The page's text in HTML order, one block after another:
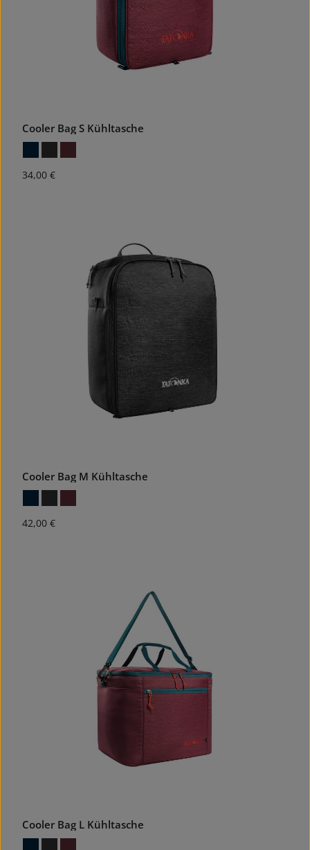
Cooler Bag S Kühltasche
Regulärer Preis:
34,00 €
Cooler Bag M Kühltasche
Regulärer Preis:
42,00 €
Cooler Bag L Kühltasche